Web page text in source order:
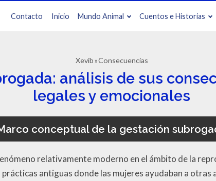
Contacto Inicio Mundo Animal Cuentos e Historias
Xevib Consecuencias
análisis de sus
legales y emocionales
conceptual de la gestación
relativamente moderno en el ámbito de la
antiguas donde las mujeres ayudaban a otras